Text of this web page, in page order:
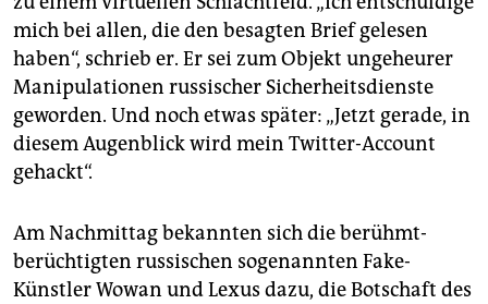
mich bei allen, die den besagten Brief gelesen
haben“, schrieb er. Er sei zum Objekt ungeheurer
Manipulationen russischer Sicherheitsdienste
geworden. Und noch etwas später: „Jetzt gerade, in
diesem Augenblick wird mein Twitter-Account
gehackt“.
Am Nachmittag bekannten sich die berühmt-
berüchtigten russischen sogenannten Fake-
Künstler Wowan und Lexus dazu, die Botschaft des